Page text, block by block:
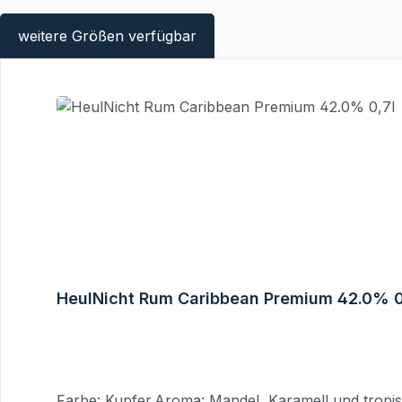
weitere Größen verfügbar
HeulNicht Rum Caribbean Premium 42.0%